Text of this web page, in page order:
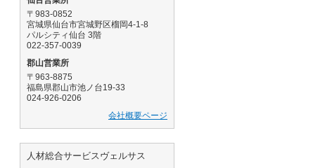
〒983-0852
宮城県仙台市宮城野区榴岡4-1-8
パルシティ仙台 3階
022-357-0039
郡山営業所
〒963-8875
福島県郡山市池ノ台19-33
024-926-0206
会社概要ページ
人材総合サービスヴェルサス